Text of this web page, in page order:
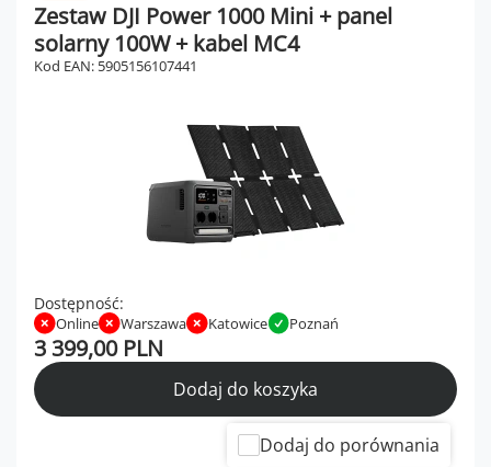
Zestaw DJI Power 1000 Mini + panel
solarny 100W + kabel MC4
Kod EAN: 5905156107441
Dostępność:
Online Warszawa Katowice Poznań
3 399,00 PLN
Dodaj do koszyka
Dodaj do porównania